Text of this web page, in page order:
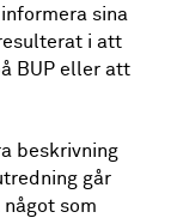
sina
i att
BUP eller att
beskrivning
går
som